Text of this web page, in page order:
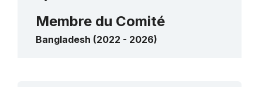
Membre du Comité
Bangladesh (2022 - 2026)